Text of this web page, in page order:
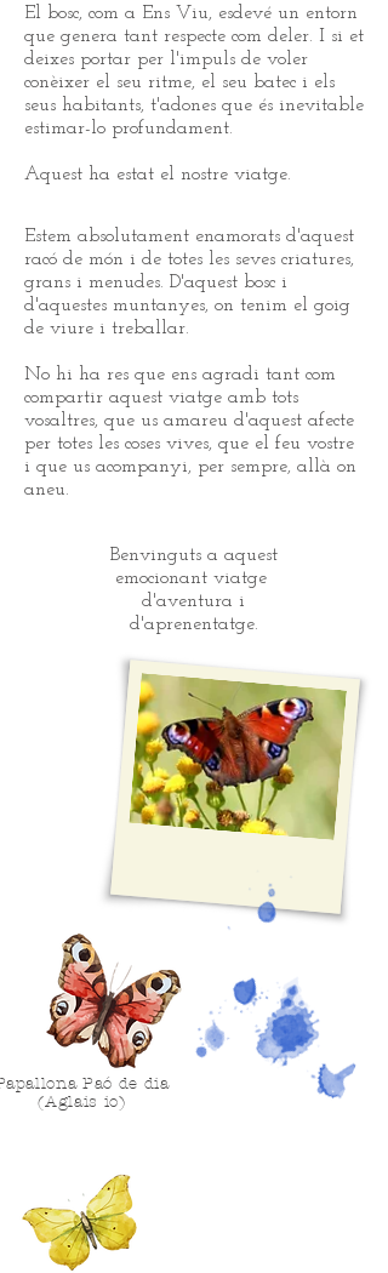
El bosc, com a Ens Viu, esdevé un entorn
que genera tant respecte com deler. I si et
deixes portar per l'impuls de voler
conèixer el seu ritme, el seu batec i els
seus habitants, t'adones que és inevitable
estimar-lo profundament.
Aquest ha estat el nostre viatge.
Estem absolutament enamorats d'aquest
racó de món i de totes les seves criatures,
grans i menudes. D'aquest bosc i
d'aquestes muntanyes, on tenim el goig
de viure i treballar.
No hi ha res que ens agradi tant com
compartir aquest viatge amb tots
vosaltres, que us amareu d'aquest afecte
per totes les coses vives, que el feu vostre
i que us acompanyi, per sempre, allà on
aneu.
Benvinguts a aquest
emocionant viatge
d'aventura i
d'aprenentatge.
Paó de dia
(Aglais io)